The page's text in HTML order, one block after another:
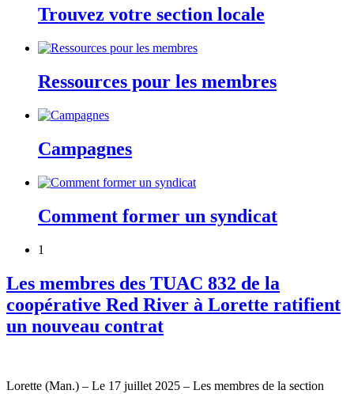
Trouvez votre section locale
Ressources pour les membres
Campagnes
Comment former un syndicat
1
Les membres des TUAC 832 de la
coopérative Red River à Lorette ratifient
un nouveau contrat
Lorette (Man.) – Le 17 juillet 2025 – Les membres de la section